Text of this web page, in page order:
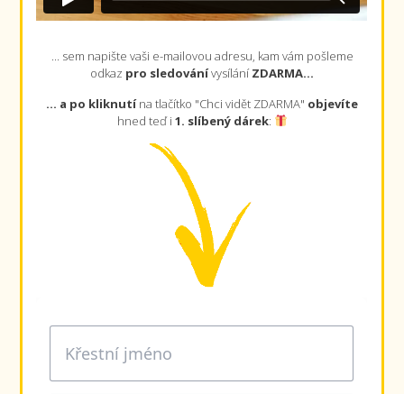
... sem napište vaši e-mailovou adresu, kam vám pošleme
odkaz pro sledovánívysíláníZDARMA...
... a po kliknutína tlačítko "Chci vidět ZDARMA" objevíte
hned teď i 1. slíbený dárek: